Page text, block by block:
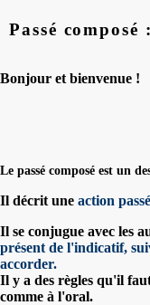
Passé composé
Bonjour et bienvenue !
Le passé composé est un
Il décrit une action
Il se conjugue avec les
présent de l'indicatif,
accorder.
Il y a des règles qu'il
comme à l'oral.